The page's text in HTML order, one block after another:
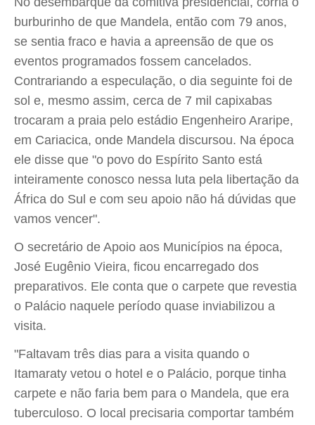
burburinho de que Mandela, então com 79 anos,
se sentia fraco e havia a apreensão de que os
eventos programados fossem cancelados.
Contrariando a especulação, o dia seguinte foi de
sol e, mesmo assim, cerca de 7 mil capixabas
trocaram a praia pelo estádio Engenheiro Araripe,
em Cariacica, onde Mandela discursou. Na época
ele disse que "o povo do Espírito Santo está
inteiramente conosco nessa luta pela libertação da
África do Sul e com seu apoio não há dúvidas que
vamos vencer".
O secretário de Apoio aos Municípios na época,
José Eugênio Vieira, ficou encarregado dos
preparativos. Ele conta que o carpete que revestia
o Palácio naquele período quase inviabilizou a
visita.
"Faltavam três dias para a visita quando o
Itamaraty vetou o hotel e o Palácio, porque tinha
carpete e não faria bem para o Mandela, que era
tuberculoso. O local precisaria comportar também